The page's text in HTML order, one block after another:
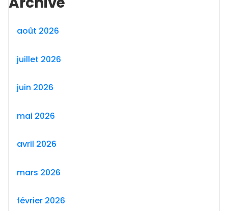
août 2026
juillet 2026
juin 2026
mai 2026
avril 2026
mars 2026
février 2026